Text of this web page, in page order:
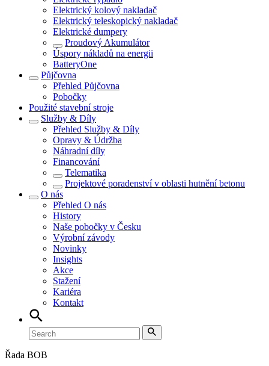
Elektrický kolový nakladač
Elektrický teleskopický nakladač
Elektrické dumpery
Proudový Akumulátor
Úspory nákladů na energii
BatteryOne
Půjčovna
Přehled Půjčovna
Pobočky
Použité stavební stroje
Služby & Díly
Přehled Služby & Díly
Opravy & Údržba
Náhradní díly
Financování
Telematika
Projektové poradenství v oblasti hutnění betonu
O nás
Přehled O nás
History
Naše pobočky v Česku
Výrobní závody
Novinky
Insights
Akce
Stažení
Kariéra
Kontakt
Řada BOB